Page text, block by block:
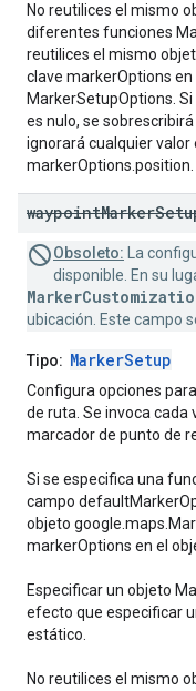
No reutilices el mismo
diferentes funciones
reutilices el mismo
clave markerOptions
MarkerSetupOptions.
es nulo, se
ignorará cualquier
markerOptions.position.
waypointMarker
Obsoleto: La
disponible. En su
ubicación. Este campo
Tipo: MarkerSetup
Configura opciones
de ruta. Se invoca cada
marcador de punto de
Si se especifica una
campo
objeto
markerOptions en el
Especificar un objeto
efecto que especificar
estático.
No reutilices el mismo